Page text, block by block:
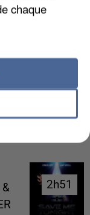
DE LA DZ
&
2h51
2h51
chaque